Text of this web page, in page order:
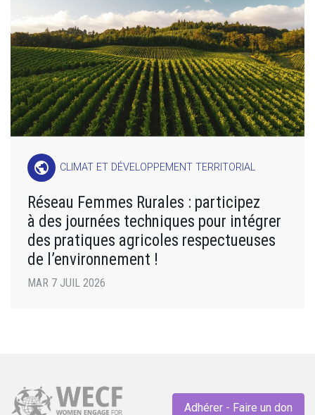
public CLIMAT ET DÉVELOPPEMENT TERRITORIAL
Réseau Femmes Rurales : participez
à des journées techniques pour intégrer
des pratiques agricoles respectueuses
de l’environnement !
MAR 7 JUIL 2026
Adhérer - Faire un don